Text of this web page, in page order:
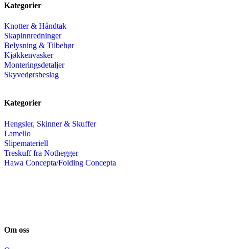
Kategorier
Knotter & Håndtak
Skapinnredninger
Belysning & Tilbehør
Kjøkkenvasker
Monteringsdetaljer
Skyvedørsbeslag
Kategorier
Hengsler, Skinner & Skuffer
Lamello
Slipemateriell
Treskuff fra Nothegger
Hawa Concepta/Folding Concepta
Om oss